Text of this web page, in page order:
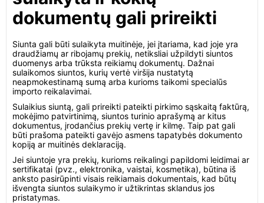
dokumentų gali prireikti
Siunta gali būti sulaikyta muitinėje, jei įtariama, kad joje yra
draudžiamų ar ribojamų prekių, netiksliai užpildyti siuntos
duomenys arba trūksta reikiamų dokumentų. Dažnai
sulaikomos siuntos, kurių vertė viršija nustatytą
neapmokestinamą sumą arba kurioms taikomi specialūs
importo reikalavimai.
Sulaikius siuntą, gali prireikti pateikti pirkimo sąskaitą faktūrą,
mokėjimo patvirtinimą, siuntos turinio aprašymą ar kitus
dokumentus, įrodančius prekių vertę ir kilmę. Taip pat gali
būti prašoma pateikti gavėjo asmens tapatybės dokumento
kopiją ar muitinės deklaraciją.
Jei siuntoje yra prekių, kurioms reikalingi papildomi leidimai ar
sertifikatai (pvz., elektronika, vaistai, kosmetika), būtina iš
anksto pasirūpinti visais reikiamais dokumentais, kad būtų
išvengta siuntos sulaikymo ir užtikrintas sklandus jos
pristatymas.